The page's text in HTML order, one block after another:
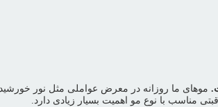
موهای ما روزانه در معرض عواملی مثل نور
مناسب با نوع مو اهمیت بسیار زیادی دارد.